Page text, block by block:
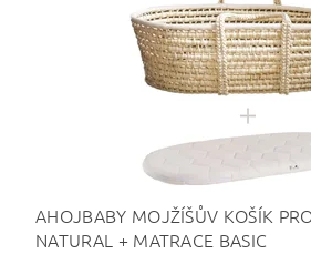
AHOJBABY MOJŽÍŠŮV KOŠÍK
NATURAL + MATRACE BASIC